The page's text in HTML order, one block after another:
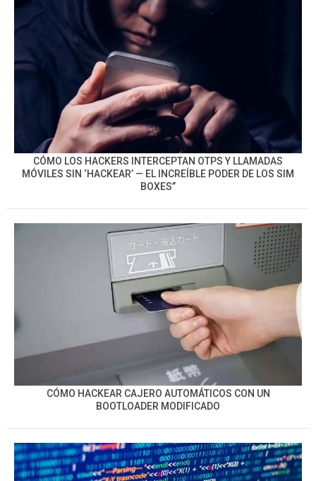
CÓMO LOS HACKERS INTERCEPTAN OTPS Y LLAMADAS
MÓVILES SIN ‘HACKEAR’ — EL INCREÍBLE PODER DE LOS SIM
BOXES”
CÓMO HACKEAR CAJERO AUTOMÁTICOS CON UN
BOOTLOADER MODIFICADO